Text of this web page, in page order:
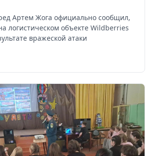
Артем Жога официально сообщил,
логистическом объекте Wildberries
вражеской атаки